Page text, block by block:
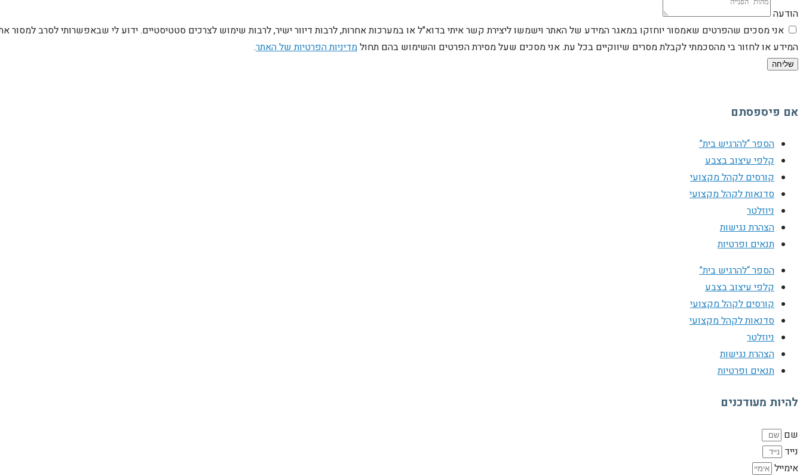
הודעה
אני מסכים שהפרטים שאמסור יוחזקו במאגר המידע של האתר וישמשו ליצירת קשר איתי בדוא"ל או במערכות אחרות, לרבות דיוור ישיר, לרבות שימוש לצרכים סטטיסטיים. ידוע לי שבאפשרותי לסרב למסור
המידע או לחזור בי מהסכמתי לקבלת מסרים שיווקיים בכל עת. אני מסכים שעל מסירת הפרטים והשימוש בהם תחולמדיניות הפרטיות של האתר.
שליחה
אם פיספסתם
הספר “להרגיש בית”
קלפי עיצוב בצבע
קורסים לקהל מקצועי
סדנאות לקהל מקצועי
ניוזלטר
הצהרת נגישות
תנאים ופרטיות
הספר “להרגיש בית”
קלפי עיצוב בצבע
קורסים לקהל מקצועי
סדנאות לקהל מקצועי
ניוזלטר
הצהרת נגישות
תנאים ופרטיות
להיות מעודכנים
שם
נייד
אימייל